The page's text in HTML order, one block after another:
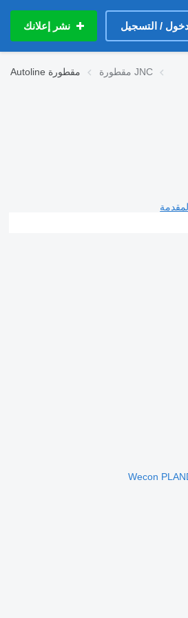
/ التسجيل نشر إعلانك
Autoline مقطورة مقطورة JNC